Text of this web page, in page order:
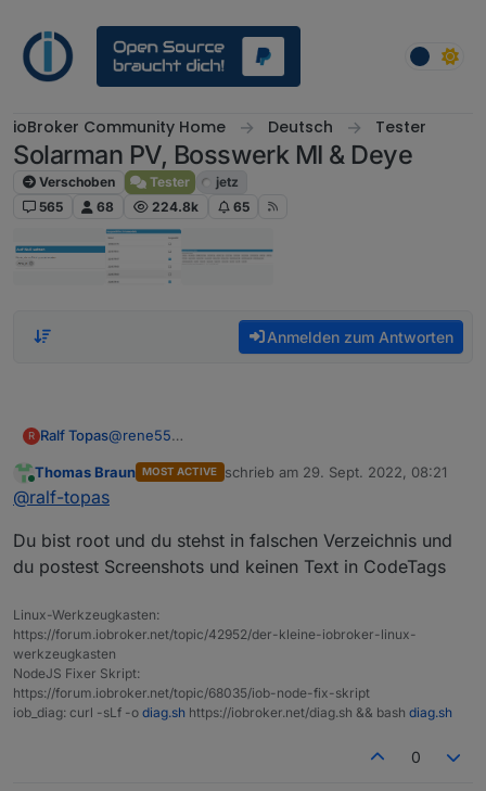
ioBroker Community Home Deutsch Tester
Solarman PV, Bosswerk MI & Deye
Verschoben Tester
jetz
565
68 224.8k 65
Anmelden zum Antworten
R Ralf Topas@rene55
Was ich eben versucht habe war, den npm install
befehl über die Konsole laufen zu lassen.
Online
Thomas Braun MOST ACTIVE schrieb am 29. Sept. 2022, 08:21
zuletzt editiert von
@ralf-topas
Du bist root und du stehst in falschen Verzeichnis und
du postest Screenshots und keinen Text in CodeTags
Linux-Werkzeugkasten:
https://forum.iobroker.net/topic/42952/der-kleine-iobroker-linux-
werkzeugkasten
NodeJS Fixer Skript:
https://forum.iobroker.net/topic/68035/iob-node-fix-skript
iob_diag: curl -sLf -o diag.sh https://iobroker.net/diag.sh && bash diag.sh
0